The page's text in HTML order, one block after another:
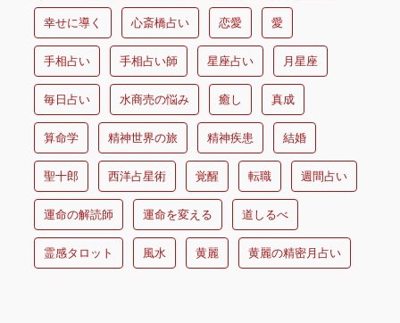
幸せに導く 心斎橋占い 恋愛 愛
手相占い 手相占い師 星座占い 月星座
毎日占い 水商売の悩み 癒し 真成
算命学 精神世界の旅 精神疾患 結婚
聖十郎 西洋占星術 覚醒 転職 週間占い
運命の解読師 運命を変える 道しるべ
霊感タロット 風水 黄麗 黄麗の精密月占い